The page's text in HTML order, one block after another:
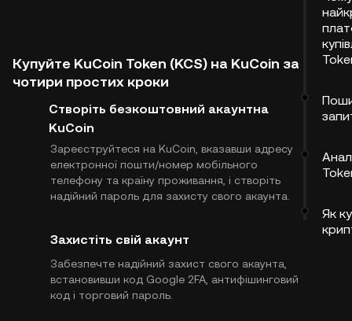
Купуйте KuCoin Token (KCS) на KuCoin за
чотири простих кроки
Створіть безкоштовний акаунт​на
KuCoin
Зареєструйтеся на KuCoin, вказавши адресу
електронної пошти/номер мобільного
телефону та країну проживання, і створіть
надійний пароль для захисту свого акаунта.
Захистіть свій акаунт
Забезпечте надійний захист свого акаунта,
встановивши код Google 2FA, антифішинговий
код і торговий пароль.
Як